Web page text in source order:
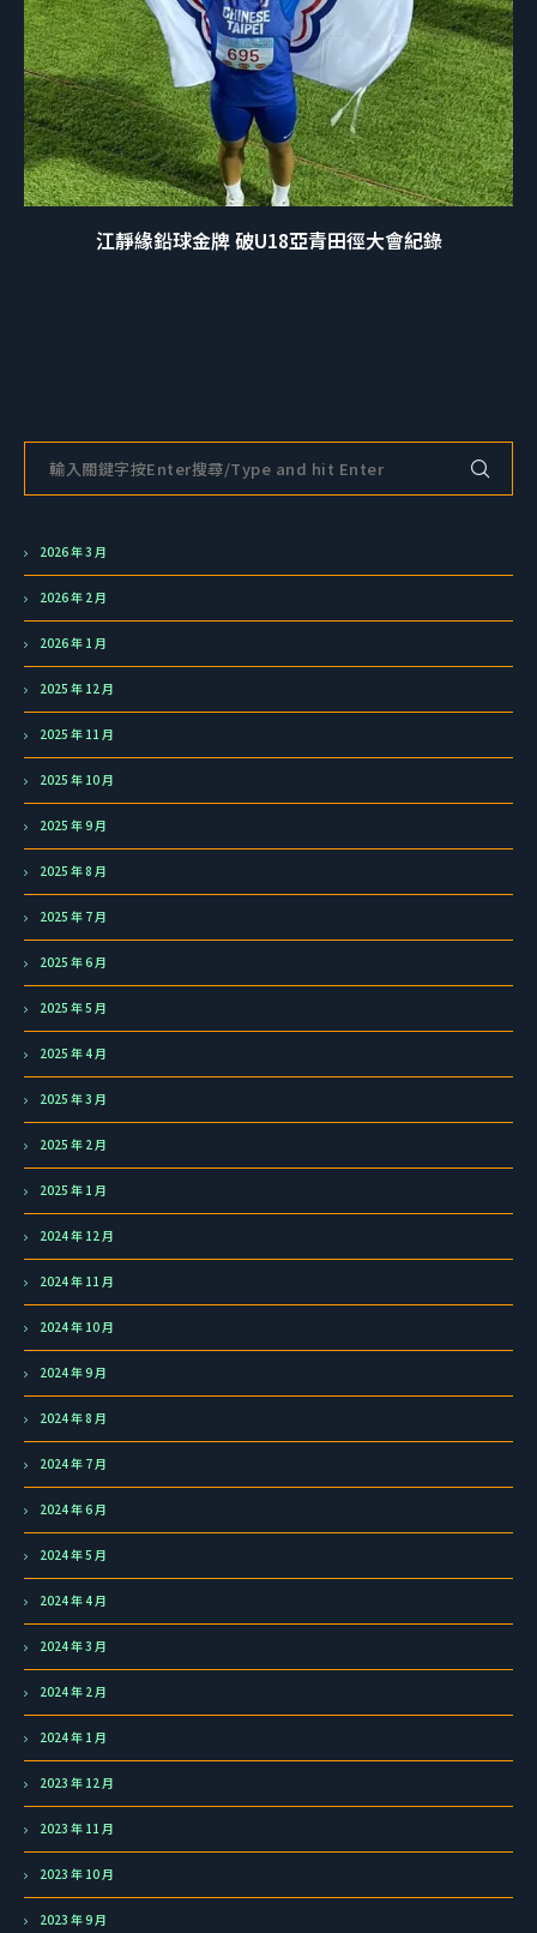
江靜緣鉛球金牌 破U18亞青田徑大會紀錄
2026 年 3 月
2026 年 2 月
2026 年 1 月
2025 年 12 月
2025 年 11 月
2025 年 10 月
2025 年 9 月
2025 年 8 月
2025 年 7 月
2025 年 6 月
2025 年 5 月
2025 年 4 月
2025 年 3 月
2025 年 2 月
2025 年 1 月
2024 年 12 月
2024 年 11 月
2024 年 10 月
2024 年 9 月
2024 年 8 月
2024 年 7 月
2024 年 6 月
2024 年 5 月
2024 年 4 月
2024 年 3 月
2024 年 2 月
2024 年 1 月
2023 年 12 月
2023 年 11 月
2023 年 10 月
2023 年 9 月